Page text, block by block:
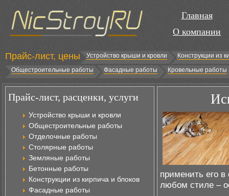
Главная
О компании
Прайс-лист, цены Устройство крыши и кровли
Конструкции из
Общестроительные работы
Фасадные работы Кровельные работы
Прайс-лист, расценки, услуги
Устройство крыши и кровли
Общестроительные работы
Отделочные работы
Столярные работы
Земляные работы
Бетонные работы
Конструкции из кирпича и блоков
Фасадные работы
применить его
любом стиле –